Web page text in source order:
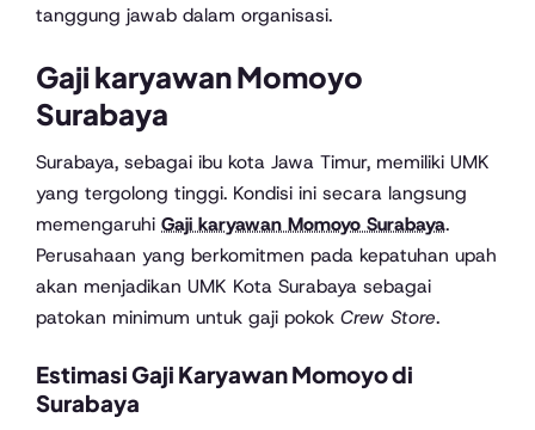
tanggung jawab dalam organisasi.
Gaji karyawan Momoyo
Surabaya
Surabaya, sebagai ibu kota Jawa Timur, memiliki UMK
yang tergolong tinggi. Kondisi ini secara langsung
memengaruhi Gaji karyawan Momoyo Surabaya.
Perusahaan yang berkomitmen pada kepatuhan upah
akan menjadikan UMK Kota Surabaya sebagai
patokan minimum untuk gaji pokok Crew Store.
Estimasi Gaji Karyawan Momoyo di
Surabaya